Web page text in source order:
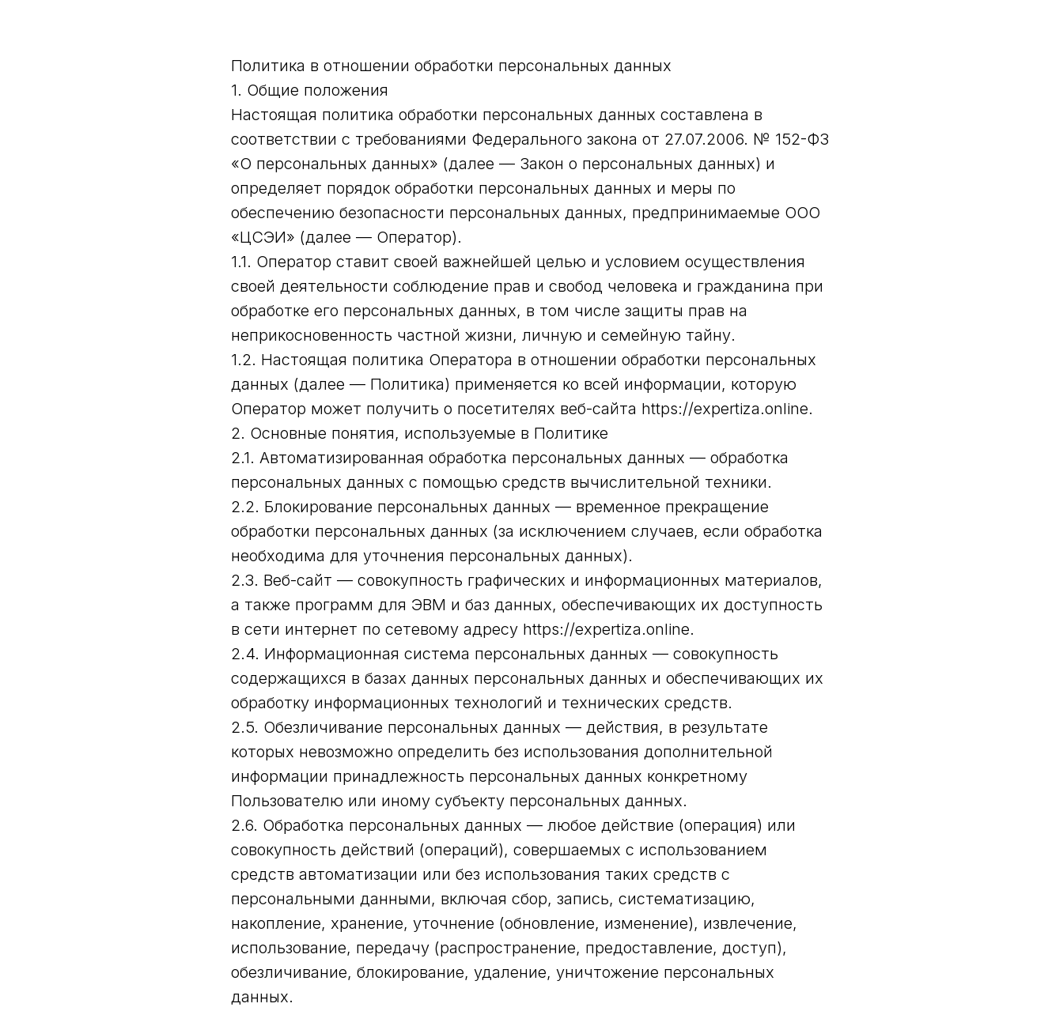
Политика в отношении обработки персональных данных
1. Общие положения
Настоящая политика обработки персональных данных составлена в
соответствии с требованиями Федерального закона от 27.07.2006. № 152-ФЗ
«О персональных данных» (далее — Закон о персональных данных) и
определяет порядок обработки персональных данных и меры по
обеспечению безопасности персональных данных, предпринимаемые ООО
«ЦСЭИ» (далее — Оператор).
1.1. Оператор ставит своей важнейшей целью и условием осуществления
своей деятельности соблюдение прав и свобод человека и гражданина при
обработке его персональных данных, в том числе защиты прав на
неприкосновенность частной жизни, личную и семейную тайну.
1.2. Настоящая политика Оператора в отношении обработки персональных
данных (далее — Политика) применяется ко всей информации, которую
Оператор может получить о посетителях веб-сайта https://expertiza.online.
2. Основные понятия, используемые в Политике
2.1. Автоматизированная обработка персональных данных — обработка
персональных данных с помощью средств вычислительной техники.
2.2. Блокирование персональных данных — временное прекращение
обработки персональных данных (за исключением случаев, если обработка
необходима для уточнения персональных данных).
2.3. Веб-сайт — совокупность графических и информационных материалов,
а также программ для ЭВМ и баз данных, обеспечивающих их доступность
в сети интернет по сетевому адресу https://expertiza.online.
2.4. Информационная система персональных данных — совокупность
содержащихся в базах данных персональных данных и обеспечивающих их
обработку информационных технологий и технических средств.
2.5. Обезличивание персональных данных — действия, в результате
которых невозможно определить без использования дополнительной
информации принадлежность персональных данных конкретному
Пользователю или иному субъекту персональных данных.
2.6. Обработка персональных данных — любое действие (операция) или
совокупность действий (операций), совершаемых с использованием
средств автоматизации или без использования таких средств с
персональными данными, включая сбор, запись, систематизацию,
накопление, хранение, уточнение (обновление, изменение), извлечение,
использование, передачу (распространение, предоставление, доступ),
обезличивание, блокирование, удаление, уничтожение персональных
данных.